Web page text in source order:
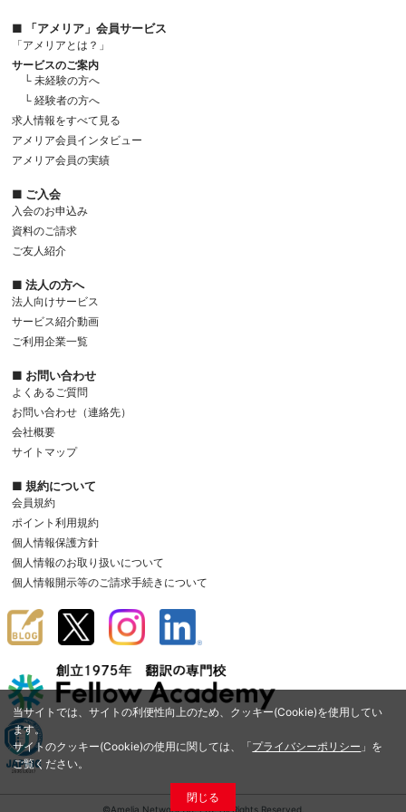
当サイトでは、サイトの利便性向上のため、クッキー(Cookie)を使用してい
ます。
サイトのクッキー(Cookie)の使用に関しては、「プライバシーポリシー 」を
ご覧ください。
閉じる
■ 「アメリア」会員サービス
「アメリアとは？」
サービスのご案内
└ 未経験の方へ
└ 経験者の方へ
求人情報をすべて見る
アメリア会員インタビュー
アメリア会員の実績
■ ご入会
入会のお申込み
資料のご請求
ご友人紹介
■ 法人の方へ
法人向けサービス
サービス紹介動画
ご利用企業一覧
■ お問い合わせ
よくあるご質問
お問い合わせ（連絡先）
会社概要
サイトマップ
■ 規約について
会員規約
ポイント利用規約
個人情報保護方針
個人情報のお取り扱いについて
個人情報開示等のご請求手続きについて
©Amelia Network Co.,Ltd. All Rights Reserved.